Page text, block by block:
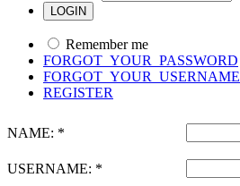
Remember me
FORGOT_YOUR_PASSWORD
FORGOT_YOUR_USERNAME
REGISTER
NAME: *
USERNAME: *